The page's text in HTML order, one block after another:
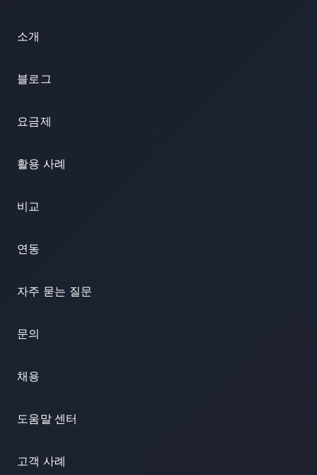
소개
블로그
요금제
활용 사례
비교
연동
자주 묻는 질문
문의
채용
도움말 센터
고객 사례